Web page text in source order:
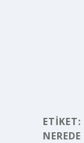
ETIKET:
NEREDE